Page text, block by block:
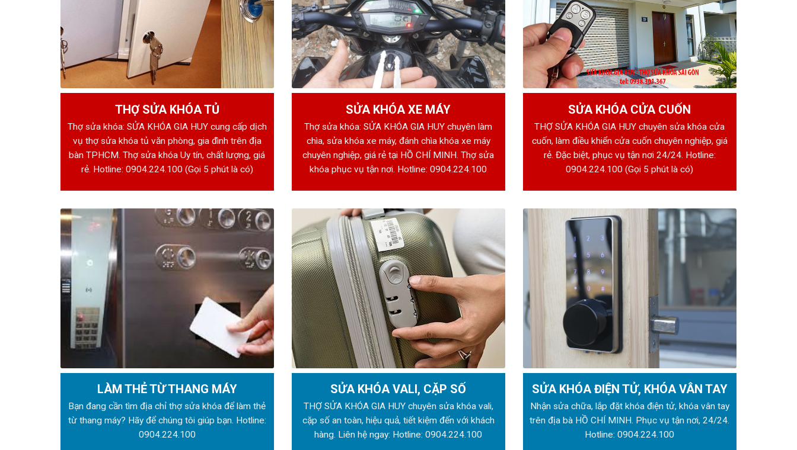
THỢ SỬA KHÓA TỦ
Thợ sửa khóa: SỬA KHÓA GIA HUY cung cấp dịch
vụ thợ sửa khóa tủ văn phòng, gia đình trên địa
bàn TPHCM. Thợ sửa khóa Uy tín, chất lượng, giá
rẻ. Hotline: 0904.224.100(Gọi 5 phút là có)
SỬA KHÓA XE MÁY
Thợ sửa khóa: SỬA KHÓA GIA HUY chuyên làm
chìa, sửa khóa xe máy, đánh chìa khóa xe máy
chuyên nghiệp, giá rẻ tại HỒ CHÍ MINH. Thợ sửa
khóa phục vụ tận nơi. Hotline:0904.224.100
SỬA KHÓA CỬA CUỐN
THỢ SỬA KHÓA GIA HUY chuyên sửa khóa cửa
cuốn, làm điều khiển cửa cuốn chuyên nghiệp, giá
rẻ. Đặc biệt, phục vụ tận nơi 24/24. Hotline:
0904.224.100 (Gọi 5 phút là có)
LÀM THẺ TỪ THANG MÁY
Bạn đang cần tìm địa chỉ thợ sửa khóa để làm thẻ
từ thang máy? Hãy để chúng tôi giúp bạn. Hotline:
0904.224.100
SỬA KHÓA VALI, CẶP SỐ
THỢ SỬA KHÓA GIA HUY chuyên sửa khóa vali,
cặp số an toàn, hiệu quả, tiết kiệm đến với khách
hàng. Liên hệ ngay: Hotline:0904.224.100
SỬA KHÓA ĐIỆN TỬ, KHÓA VÂN TAY
Nhận sửa chữa, lắp đặt khóa điện tử, khóa vân tay
trên địa bà HỒ CHÍ MINH. Phục vụ tận nơi, 24/24.
Hotline:0904.224.100